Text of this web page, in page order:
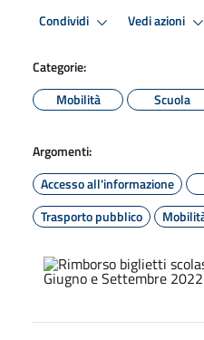
Condividi Vedi azioni
Categorie:
Mobilità
Scuola
Argomenti:
Accesso all'informazione
Trasporto pubblico